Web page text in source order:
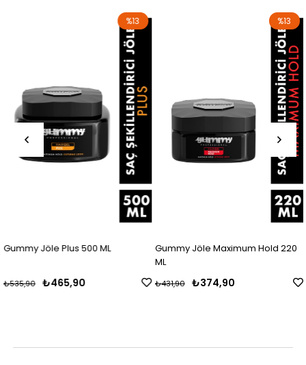
Gummy Jöle Plus 500 ML
₺465,90
₺535,90
%13
Gummy Jöle Maximum Hold 220
ML
₺374,90
₺431,90
%13